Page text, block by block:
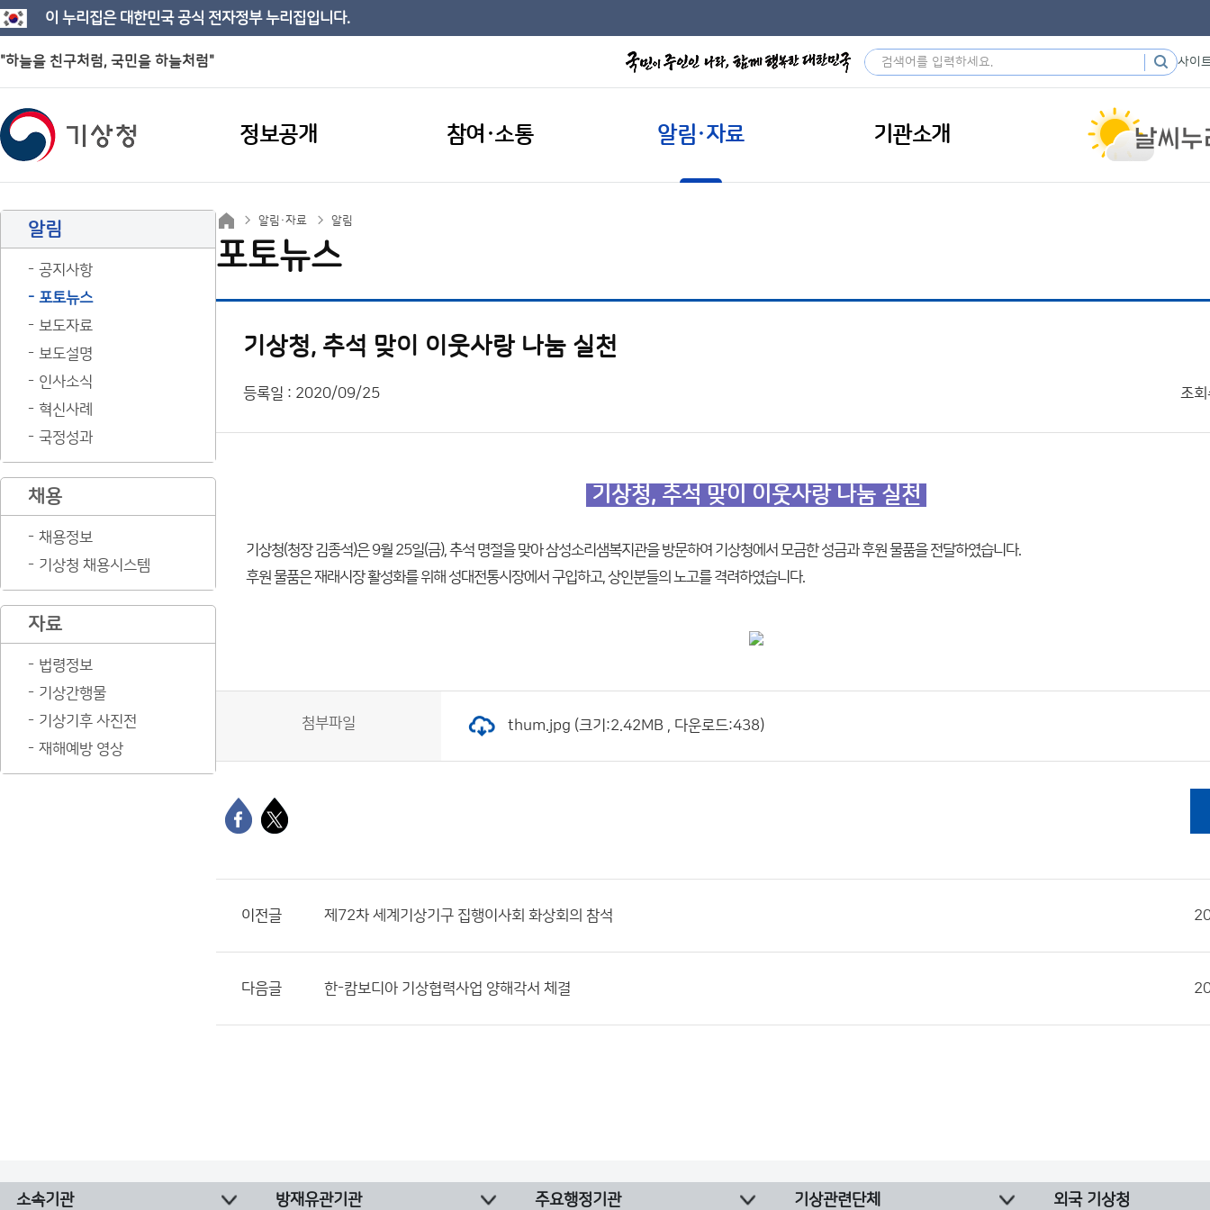
이 누리집은 대한민국 공식 전자정부 누리집입니다.
"하늘을 친구처럼, 국민을 하늘처럼" 사이
정보공개 참여·소통 알림·자료 기관소개
알림
공지사항
포토뉴스
보도자료
보도설명
인사소식
혁신사례
국정성과
채용
채용정보
기상청 채용시스템
자료
법령정보
기상간행물
기상기후 사진전
재해예방 영상
알림·자료 알림
포토뉴스
기상청, 추석 맞이 이웃사랑 나눔 실천
등록일 : 2020/09/25 조회
기상청, 추석 맞이 이웃사랑 나눔 실천
기상청(청장 김종석)은 9월 25일(금), 추석 명절을 맞아 삼성소리샘복지관을 방문하여 기상청에서 모금한 성금과 후원 물품을 전달하였습니다.
후원 물품은 재래시장 활성화를 위해 성대전통시장에서 구입하고, 상인분들의 노고를 격려하였습니다.
첨부파일 thum.jpg (크기:2.42MB , 다운로드:438)
이전글 제72차 세계기상기구 집행이사회 화상회의 참석
다음글 한-캄보디아 기상협력사업 양해각서 체결
소속기관 방재유관기관 주요행정기관 기상관련단체 외국 기상청